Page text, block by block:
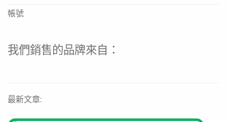
別適合術後恢復、食慾不振、營養不良、咀嚼或吞嚥困難，
詢醫生或營養師。
這款營養品含有纖維嗎？有什麼好處？
於需要長期營養支持或臥床的人士尤其有益。
帳號
我們銷售的品牌來自：
最新文章: